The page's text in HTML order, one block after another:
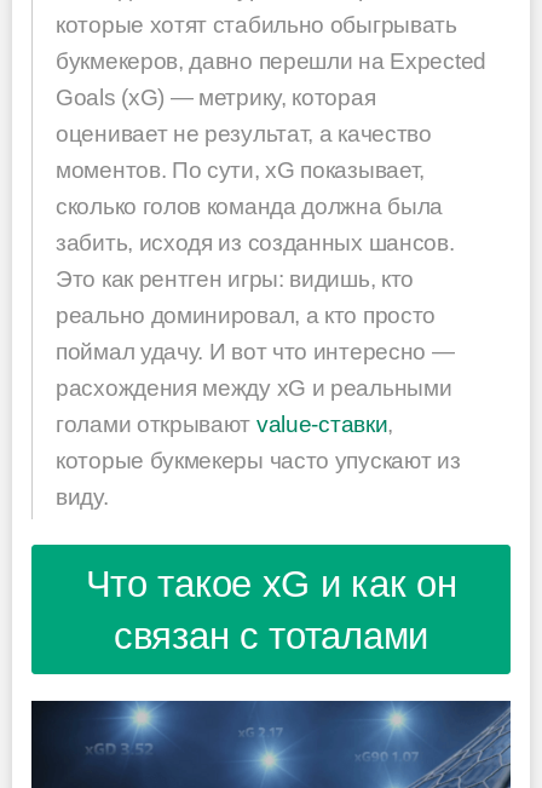
которые хотят стабильно обыгрывать
букмекеров, давно перешли на Expected
Goals (xG) — метрику, которая
оценивает не результат, а качество
моментов. По сути, xG показывает,
сколько голов команда должна была
забить, исходя из созданных шансов.
Это как рентген игры: видишь, кто
реально доминировал, а кто просто
поймал удачу. И вот что интересно —
расхождения между xG и реальными
голами открывают value-ставки,
которые букмекеры часто упускают из
виду.
Что такое xG и как он
связан с тоталами